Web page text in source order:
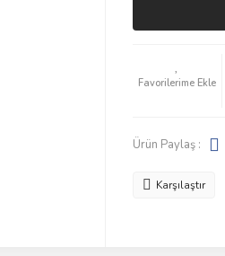
Ürün Paylaş :
Karşılaştır